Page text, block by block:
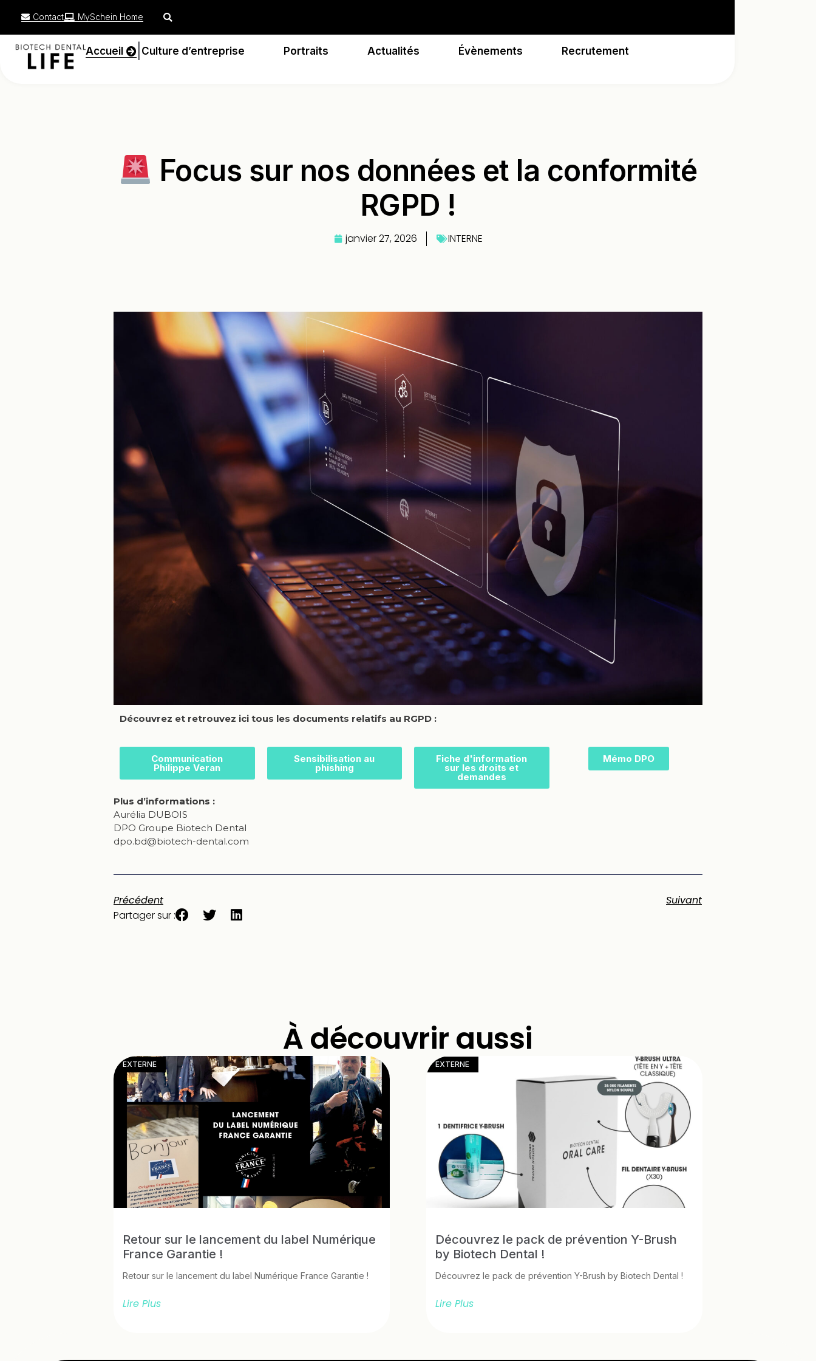
Contact MySchein Home
Accueil Culture d’entreprise Portraits Actualités Évènements Recrutement
Focus sur nos données et la conformité
RGPD !
janvier 27, 2026 INTERNE
Découvrez et retrouvez ici tous les documents relatifs au RGPD :
Communication
Philippe Veran
Sensibilisation au
phishing
Fiche d'information
sur les droits et
demandes
Mémo DPO
Plus d’informations :
Aurélia DUBOIS
DPO Groupe Biotech Dental
dpo.bd@biotech-dental.com
Précédent
Suivant
Partager sur :
À découvrir aussi
EXTERNE
Retour sur le lancement du label Numérique
France Garantie !
Retour sur le lancement du label Numérique France Garantie !
Lire Plus
EXTERNE
Découvrez le pack de prévention Y-Brush
by Biotech Dental !
Découvrez le pack de prévention Y-Brush by Biotech Dental !
Lire Plus